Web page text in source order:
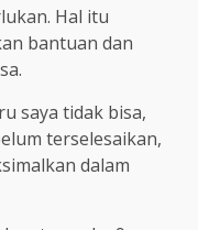
Hal itu
bantuan dan
saya tidak bisa,
terselesaikan,
dalam